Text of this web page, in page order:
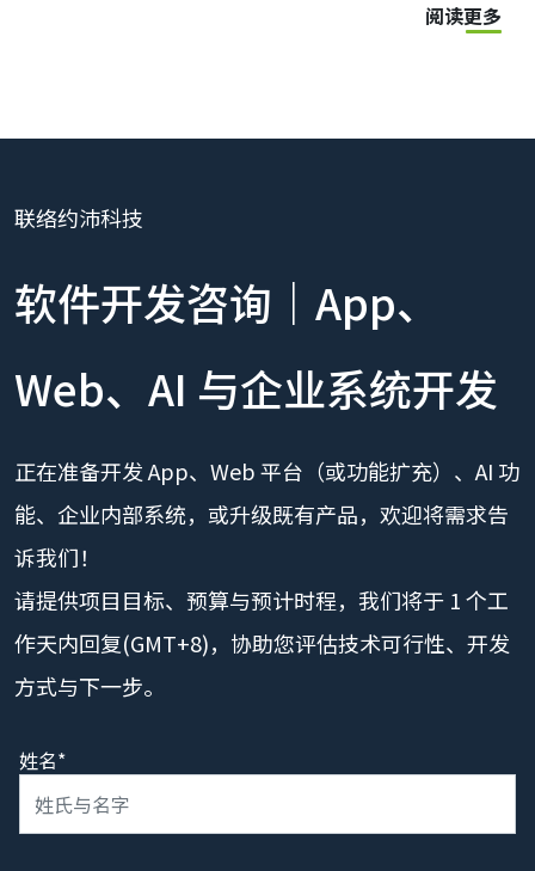
阅读更多
联络约沛科技
软件开发咨询｜App、
Web、AI 与企业系统开发
正在准备开发 App、Web 平台（或功能扩充）、AI 功
能、企业内部系统，或升级既有产品，欢迎将需求告
诉我们！
请提供项目目标、预算与预计时程，我们将于 1 个工
作天内回复(GMT+8)，协助您评估技术可行性、开发
方式与下一步。
姓名*